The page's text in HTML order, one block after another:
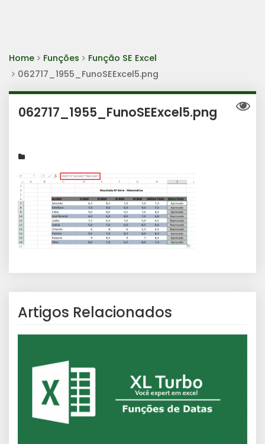
Home Funções
Função SE Excel
062717_1955_FunoSEExcel5.png
062717_1955_FunoSEExcel5.png
Artigos Relacionados